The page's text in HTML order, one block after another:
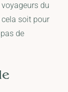
du
cela soit pour
de